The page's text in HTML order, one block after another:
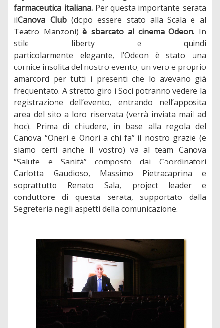
farmaceutica italiana. Per questa importante serata
ilCanova Club (dopo essere stato alla Scala e al
Teatro Manzoni)è sbarcato al cinema Odeon. In
stile liberty e quindi
particolarmente elegante, l’Odeon è stato una
cornice insolita del nostro evento, un vero e proprio
amarcord per tutti i presenti che lo avevano già
frequentato. A stretto giro i Soci potranno vedere la
registrazione dell’evento, entrando nell’apposita
area del sito a loro riservata (verrà inviata mail ad
hoc). Prima di chiudere, in base alla regola del
Canova “Oneri e Onori a chi fa” il nostro grazie (e
siamo certi anche il vostro) va al team Canova
“Salute e Sanità” composto dai Coordinatori
Carlotta Gaudioso, Massimo Pietracaprina e
soprattutto Renato Sala, project leader e
conduttore di questa serata, supportato dalla
Segreteria negli aspetti della comunicazione.